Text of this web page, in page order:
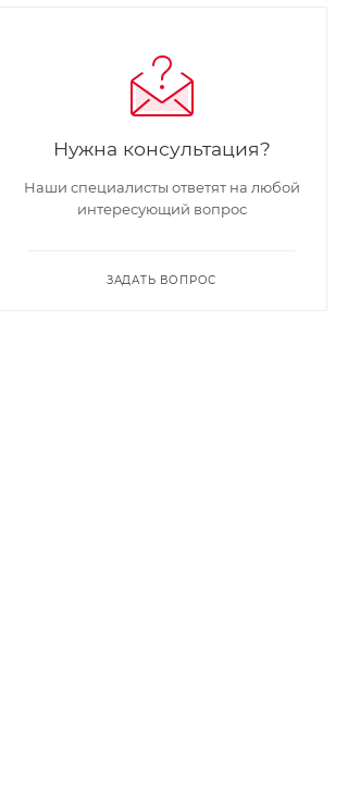
Нужна консультация?
Наши специалисты ответят на любой
интересующий вопрос
ЗАДАТЬ ВОПРОС